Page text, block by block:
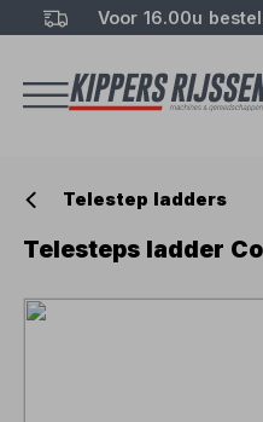
Voor 16.00u
Telestep ladders
Telesteps ladder